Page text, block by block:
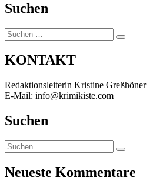
Suchen
Suchen
nach:
Suchen
KONTAKT
Redaktionsleiterin Kristine Greßhöner
E-Mail: info@krimikiste.com
Suchen
Suchen
nach:
Suchen
Neueste Kommentare